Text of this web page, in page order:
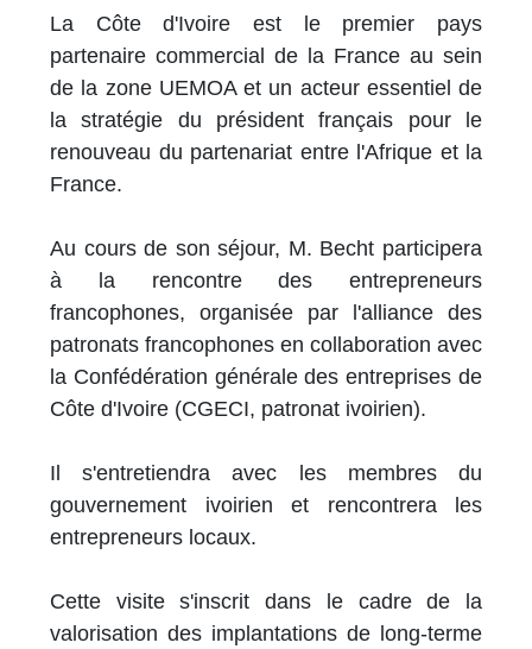
La Côte d'Ivoire est le premier pays
partenaire commercial de la France au sein
de la zone UEMOA et un acteur essentiel de
la stratégie du président français pour le
renouveau du partenariat entre l'Afrique et la
France.
Au cours de son séjour, M. Becht participera
à la rencontre des entrepreneurs
francophones, organisée par l'alliance des
patronats francophones en collaboration avec
la Confédération générale des entreprises de
Côte d'Ivoire (CGECI, patronat ivoirien).
Il s'entretiendra avec les membres du
gouvernement ivoirien et rencontrera les
entrepreneurs locaux.
Cette visite s'inscrit dans le cadre de la
valorisation des implantations de long-terme